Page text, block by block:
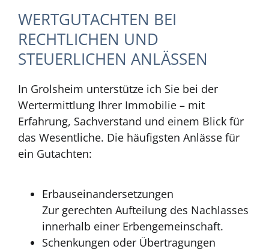
WERTGUTACHTEN BEI
RECHTLICHEN UND
STEUERLICHEN ANLÄSSEN
In Grolsheim unterstütze ich Sie bei der
Wertermittlung Ihrer Immobilie – mit
Erfahrung, Sachverstand und einem Blick für
das Wesentliche. Die häufigsten Anlässe für
ein Gutachten:
Erbauseinandersetzungen
Zur gerechten Aufteilung des Nachlasses
innerhalb einer Erbengemeinschaft.
Schenkungen oder Übertragungen